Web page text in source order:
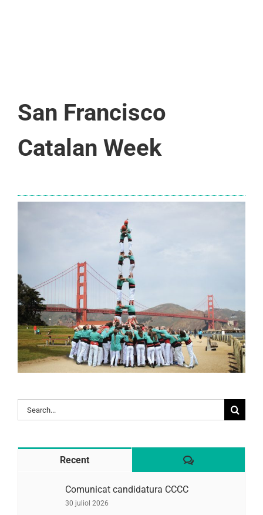
San Francisco
Catalan Week
Search
for:
Recent Comentaris
Comunicat candidatura CCCC
30 juliol 2026